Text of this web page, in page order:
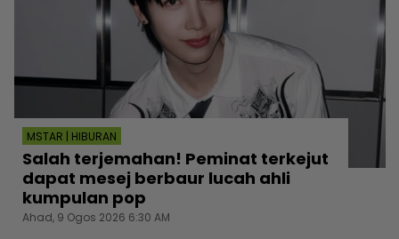
MSTAR | HIBURAN
Salah terjemahan! Peminat terkejut
dapat mesej berbaur lucah ahli
kumpulan pop
Ahad, 9 Ogos 2026 6:30 AM